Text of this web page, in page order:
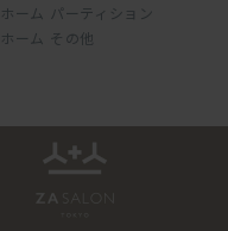
ホーム パーティション
ホーム その他